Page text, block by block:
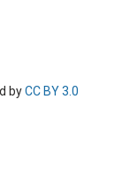
byCC BY 3.0